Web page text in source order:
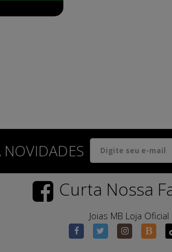
NOVIDADES
Curta Nossa
Joias MB Loja Oficial